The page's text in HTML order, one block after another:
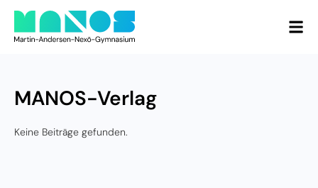
MANOS-Verlag
Keine Beiträge gefunden.